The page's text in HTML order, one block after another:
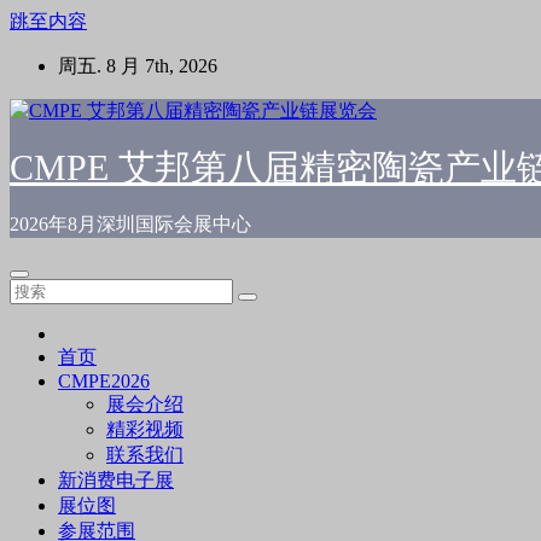
跳至内容
周五. 8 月 7th, 2026
CMPE 艾邦第八届精密陶瓷产业
2026年8月深圳国际会展中心
首页
CMPE2026
展会介绍
精彩视频
联系我们
新消费电子展
展位图
参展范围